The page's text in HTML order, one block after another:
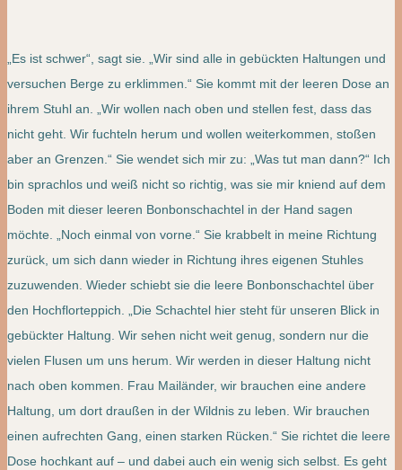
„Es ist schwer“, sagt sie. „Wir sind alle in gebückten Haltungen und
versuchen Berge zu erklimmen.“ Sie kommt mit der leeren Dose an
ihrem Stuhl an. „Wir wollen nach oben und stellen fest, dass das
nicht geht. Wir fuchteln herum und wollen weiterkommen, stoßen
aber an Grenzen.“ Sie wendet sich mir zu: „Was tut man dann?“ Ich
bin sprachlos und weiß nicht so richtig, was sie mir kniend auf dem
Boden mit dieser leeren Bonbonschachtel in der Hand sagen
möchte. „Noch einmal von vorne.“ Sie krabbelt in meine Richtung
zurück, um sich dann wieder in Richtung ihres eigenen Stuhles
zuzuwenden. Wieder schiebt sie die leere Bonbonschachtel über
den Hochflorteppich. „Die Schachtel hier steht für unseren Blick in
gebückter Haltung. Wir sehen nicht weit genug, sondern nur die
vielen Flusen um uns herum. Wir werden in dieser Haltung nicht
nach oben kommen. Frau Mailänder, wir brauchen eine andere
Haltung, um dort draußen in der Wildnis zu leben. Wir brauchen
einen aufrechten Gang, einen starken Rücken.“ Sie richtet die leere
Dose hochkant auf – und dabei auch ein wenig sich selbst. Es geht